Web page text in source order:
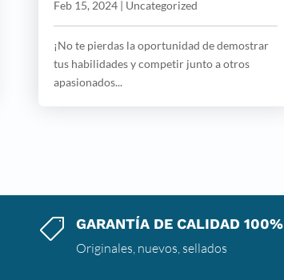
Feb 15, 2024| Uncategorized
¡No te pierdas la oportunidad de demostrar
tus habilidades y competir junto a otros
apasionados...
 GARANTÍA DE CALIDAD 100%
Originales, nuevos, sellados